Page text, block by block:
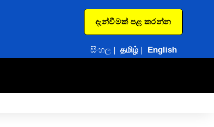
දැන්වීමක් පළ කරන්න
සිංහල| தமிழ்| English